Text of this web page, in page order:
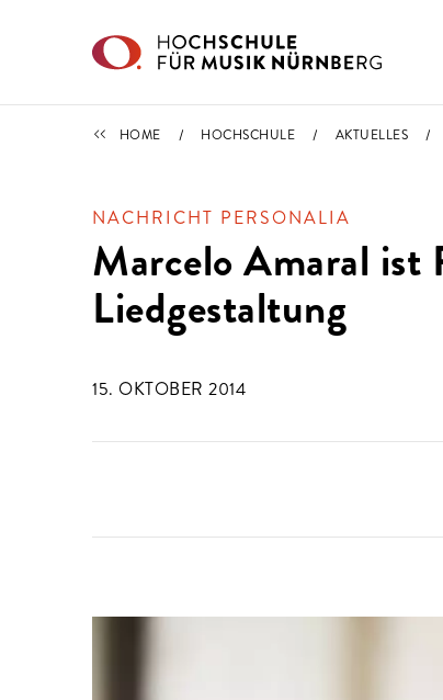
IMPORTIERT
HOME HOCHSCHULE AKTUELLES
NACHRICHT PERSONALIA
Marcelo Amaral ist
Liedgestaltung
15. OKTOBER 2014